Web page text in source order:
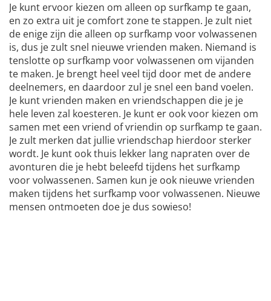
Je kunt ervoor kiezen om alleen op surfkamp te gaan,
en zo extra uit je comfort zone te stappen. Je zult niet
de enige zijn die alleen op surfkamp voor volwassenen
is, dus je zult snel nieuwe vrienden maken. Niemand is
tenslotte op surfkamp voor volwassenen om vijanden
te maken. Je brengt heel veel tijd door met de andere
deelnemers, en daardoor zul je snel een band voelen.
Je kunt vrienden maken en vriendschappen die je je
hele leven zal koesteren. Je kunt er ook voor kiezen om
samen met een vriend of vriendin op surfkamp te gaan.
Je zult merken dat jullie vriendschap hierdoor sterker
wordt. Je kunt ook thuis lekker lang napraten over de
avonturen die je hebt beleefd tijdens het surfkamp
voor volwassenen. Samen kun je ook nieuwe vrienden
maken tijdens het surfkamp voor volwassenen. Nieuwe
mensen ontmoeten doe je dus sowieso!